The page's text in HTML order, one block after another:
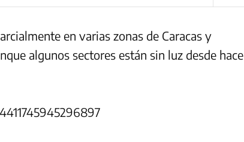
en varias zonas de Caracas y
algunos sectores están sin luz desde hace